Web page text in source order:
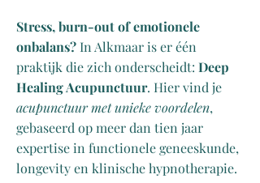
Stress, burn-out of emotionele
onbalans? In Alkmaar is er één
praktijk die zich onderscheidt: Deep
Healing Acupunctuur. Hier vind je
acupunctuur met unieke voordelen,
gebaseerd op meer dan tien jaar
expertise in functionele geneeskunde,
longevity en klinische hypnotherapie.